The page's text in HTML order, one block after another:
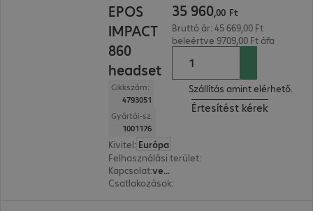
EPOS
IMPACT
860
headset
Cikkszám:
4793051
Gyártói-sz.
1001176
Kivitel: Európa
Felhasználási terület:
Kapcsolat:
vezetékes
Csatlakozások:
35 960,00 Ft
Bruttó ár: 45 669,00 Ft
beleértve 9709,00 Ft áfa
Szállítás amint elérhető.
Értesítést kérek